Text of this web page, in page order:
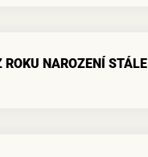
ROKU NAROZENÍ STÁLE